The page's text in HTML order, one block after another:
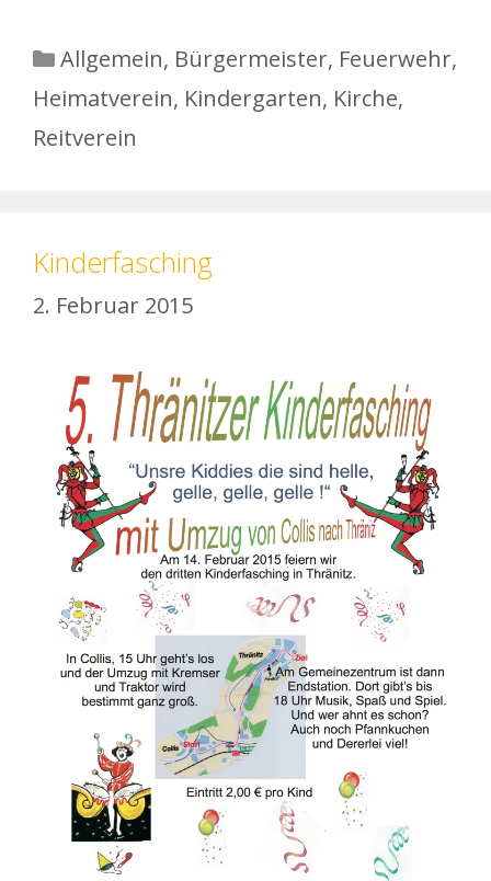
Kategorien
Allgemein, Bürgermeister, Feuerwehr,
Heimatverein, Kindergarten, Kirche,
Reitverein
Kinderfasching
2. Februar 2015